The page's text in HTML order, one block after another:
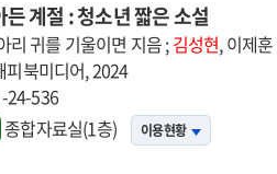
든 계절 : 청소년 짧은 소설
리 귀를 기울이면 지음 ;김성현, 이제
피북미디어, 2024
24-536
종합자료실(1층) 이용현황